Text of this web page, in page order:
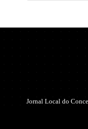
Jornal Local do